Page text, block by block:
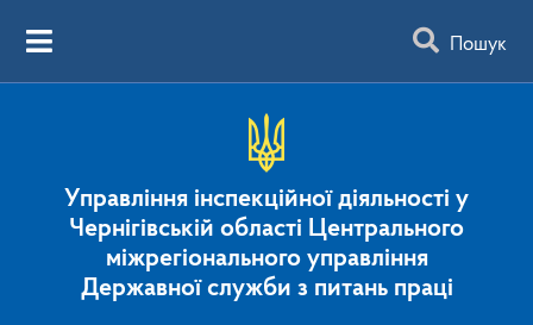
Пошук
Управління інспекційної діяльності у
Чернігівській області Центрального
міжрегіонального управління
Державної служби з питань праці